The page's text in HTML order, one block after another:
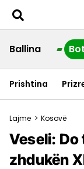
Ballina
Prishtina
Lajme > Kosovë
Veseli: Do
zhdukën